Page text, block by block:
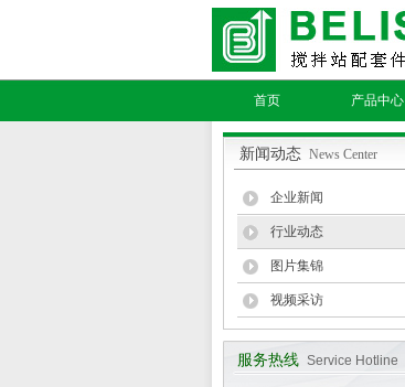
首页 产品中心
新闻动态 News Center
企业新闻
行业动态
图片集锦
视频采访
服务热线 Service Hotline